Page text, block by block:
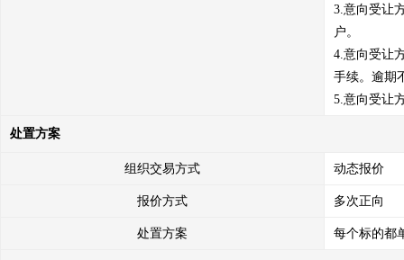
3.意向受让
户。
4.意向受让
手续。逾期
5.意向受让
处置方案
组织交易方式 动态报价
报价方式 多次正向
处置方案 每个标的都